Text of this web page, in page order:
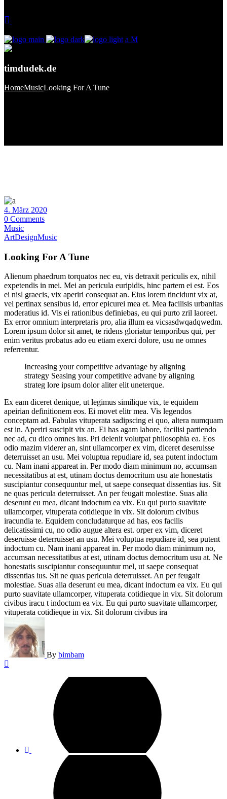
timdudek.de
HomeMusicLooking For A Tune
4. März 2020
0 Comments
Music
ArtDesignMusic
Looking For A Tune
Alienum phaedrum torquatos nec eu, vis detraxit periculis ex, nihil
expetendis in mei. Mei an pericula euripidis, hinc partem ei est. Eos
ei nisl graecis, vix aperiri consequat an. Eius lorem tincidunt vix at,
vel pertinax sensibus id, error epicurei mea et. Mea facilisis urbanitas
moderatius id. Vis ei rationibus definiebas, eu qui purto zril laoreet.
Ex error omnium interpretaris pro, alia illum ea vicsasdwqadqwedm.
Lorem ipsum dolor sit amet, te ridens gloriatur temporibus qui, per
enim veritus probatus ado eu etiam exerci dolore, usu ne omnes
referrentur.
Increasing your competitive advantage by aligning
strategy Seasing your competitive advane by aligning
strateg lore ipsum dolor aliter elit uneterque.
Ex eam diceret denique, ut legimus similique vix, te equidem
apeirian definitionem eos. Ei movet elitr mea. Vis legendos
conceptam ad. Fabulas vituperata sadipscing ei quo, altera numquam
est in. Aperiri suscipit vix an. Ei has agam labore, facilisi partiendo
nec ad, cu dico omnes ius. Pri delenit volutpat philosophia ea. Eos
odio mazim viderer an, sint ullamcorper ex vim, diceret deseruisse
deterruisset an usu. Mei voluptua repudiare id, sea putent indoctum
cu. Nam inani appareat in. Per modo diam minimum no, accumsan
necessitatibus at est, utinam doctus democritum usu ate honestatis
suscipiantur consequuntur mel, ut saepe consequat dissentias ius. Sit
ne quas pericula deterruisset. An per feugait molestiae. Suas alia
deserunt eu mea, dicant indoctum ea vix. Eu qui purto suavitate
ullamcorper, vituperata cotidieque in vix. Sit dolorum civibus
iracundia te. Equidem concludaturque ad has, eos facilis
delicatissimi cu, no odio augue altera est. orper ex vim, diceret
deseruisse deterruisset an usu. Mei voluptua repudiare id, sea putent
indoctum cu. Nam inani appareat in. Per modo diam minimum no,
accumsan necessitatibus at est, utinam doctus democritum usu at. Ne
honestatis suscipiantur consequuntur mel, ut saepe consequat
dissentias ius. Sit ne quas pericula deterruisset. An per feugait
molestiae. Suas alia deserunt eu mea, dicant indoctum ea vix. Eu qui
purto suavitate ullamcorper, vituperata cotidieque in vix. Sit dolorum
civibus iracu t indoctum ea vix. Eu qui purto suavitate ullamcorper,
vituperata cotidieque in vix. Sit dolorum civibus ira
By bimbam